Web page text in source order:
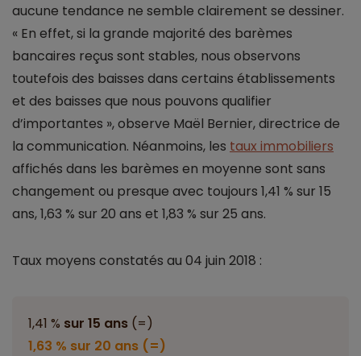
aucune tendance ne semble clairement se dessiner.
« En effet, si la grande majorité des barèmes
bancaires reçus sont stables, nous observons
toutefois des baisses dans certains établissements
et des baisses que nous pouvons qualifier
d’importantes », observe Maël Bernier, directrice de
la communication. Néanmoins, les taux immobiliers
affichés dans les barèmes en moyenne sont sans
changement ou presque avec toujours 1,41 % sur 15
ans, 1,63 % sur 20 ans et 1,83 % sur 25 ans.
Taux moyens constatés au 04 juin 2018 :
1,41 % sur 15 ans (=)
1,63 % sur 20 ans (=)